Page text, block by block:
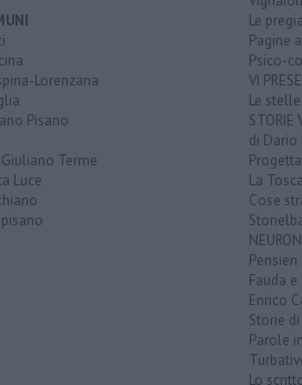
Lorenzana
Pisano
Giuliano Terme
Luce
Le
Pagine
Psico-
VI
Le
STORIE
di Dario
La
Cose
Fauda
Enrico
Storie
Parole
Lo